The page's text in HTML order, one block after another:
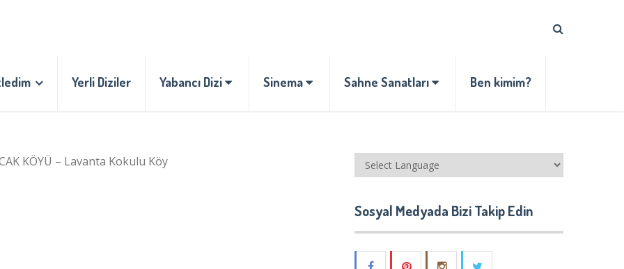
Yerli Diziler Yabancı Dizi Sinema Sahne Sanatları Ben kimim?
KÖYÜ – Lavanta Kokulu Köy
Sosyal Medyada Bizi Takip Edin